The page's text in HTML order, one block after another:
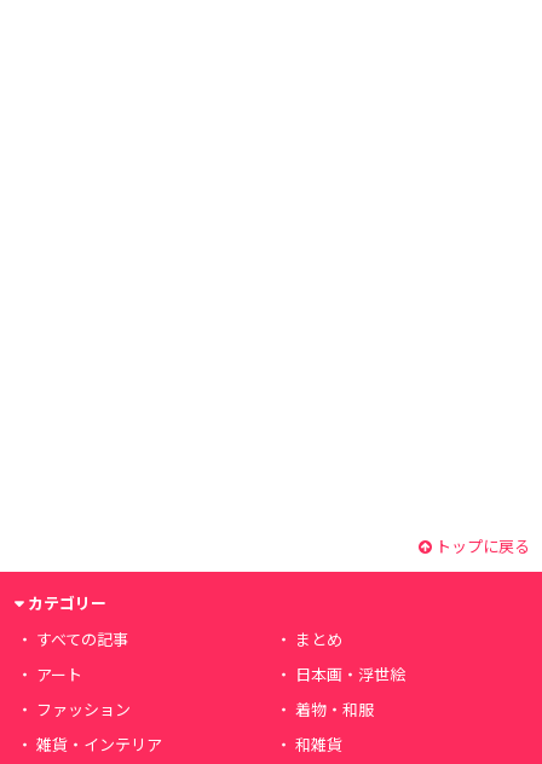
トップに戻る
カテゴリー
すべての記事
まとめ
アート
日本画・浮世絵
ファッション
着物・和服
雑貨・インテリア
和雑貨